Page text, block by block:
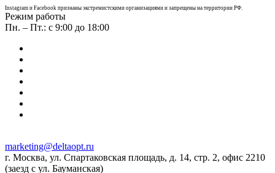
Instagram и Facebook признаны экстремистскими организациями и запрещены на территории РФ.
Режим работы
Пн. – Пт.: с 9:00 до 18:00
marketing@deltaopt.ru
г. Москва, ул. Спартаковская площадь, д. 14, стр. 2, офис 2210
(заезд с ул. Бауманская)